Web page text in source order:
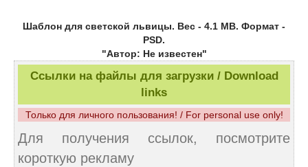
Шаблон для светской львицы. Вес - 4.1 MB. Формат -
PSD.
"Автор: Не известен"
Ссылки на файлы для загрузки / Download
links
Только для личного пользования! / For personal use only!
Для получения ссылок, посмотрите
короткую рекламу